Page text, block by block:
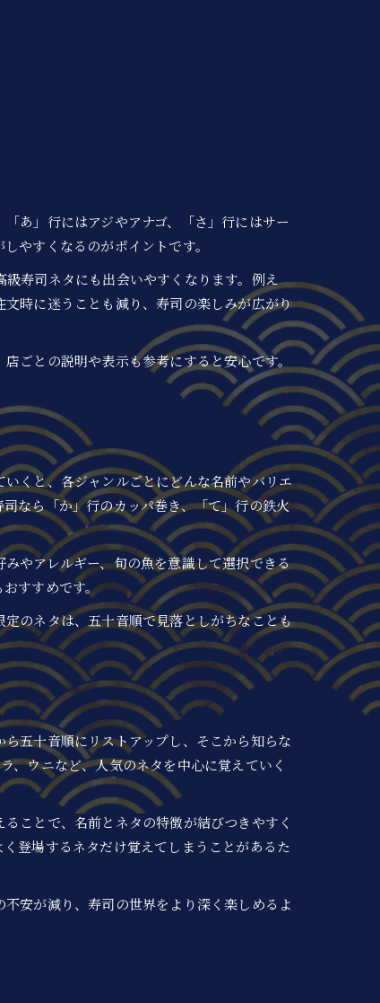
あ」行にはアジやアナゴ、「さ」行にはサー
やすくなるのがポイントです。
寿司ネタにも出会いやすくなります。例え
時に迷うことも減り、寿司の楽しみが広がり
ごとの説明や表示も参考にすると安心です。
くと、各ジャンルごとにどんな名前やバリエ
なら「か」行のカッパ巻き、「て」行の鉄火
やアレルギー、旬の魚を意識して選択できる
すすめです。
のネタは、五十音順で見落としがちなことも
五十音順にリストアップし、そこから知らな
、ウニなど、人気のネタを中心に覚えていく
ことで、名前とネタの特徴が結びつきやすく
登場するネタだけ覚えてしまうことがあるた
安が減り、寿司の世界をより深く楽しめるよ